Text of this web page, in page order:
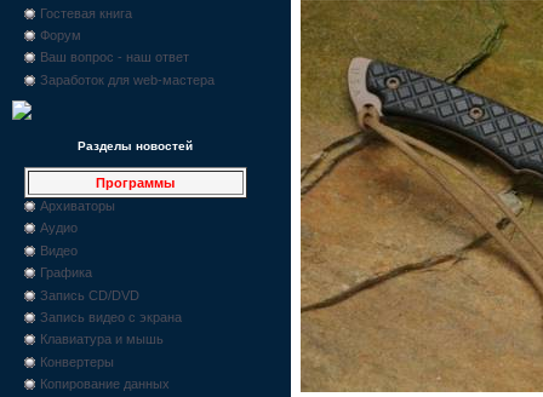
Гостевая книга
Форум
Ваш вопрос - наш ответ
Заработок для web-мастера
Разделы новостей
Программы
Архиваторы
Аудио
Видео
Графика
Запись CD/DVD
Запись видео с экрана
Клавиатура и мышь
Конвертеры
Копирование данных